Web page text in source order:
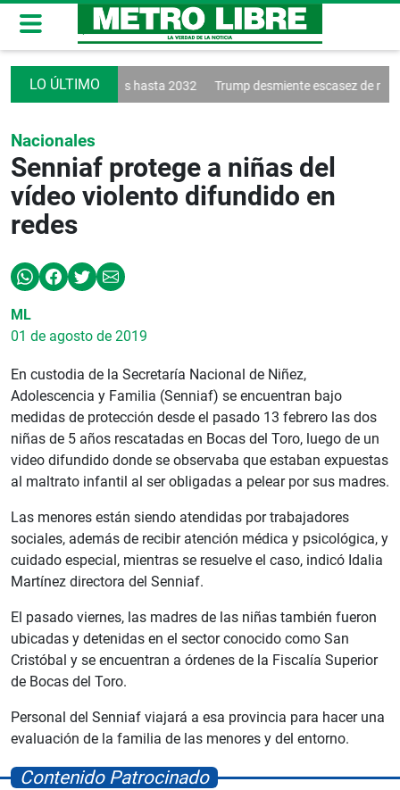
a Vinícius hasta 2032 Trump desmiente escasez de municiones
Nacionales
Senniaf protege a niñas del
vídeo violento difundido en
redes
ML
01 de agosto de 2019
En custodia de la Secretaría Nacional de Niñez,
Adolescencia y Familia (Senniaf) se encuentran bajo
medidas de protección desde el pasado 13 febrero las dos
niñas de 5 años rescatadas en Bocas del Toro, luego de un
video difundido donde se observaba que estaban expuestas
al maltrato infantil al ser obligadas a pelear por sus madres.
Las menores están siendo atendidas por trabajadores
sociales, además de recibir atención médica y psicológica, y
cuidado especial, mientras se resuelve el caso, indicó Idalia
Martínez directora del Senniaf.
El pasado viernes, las madres de las niñas también fueron
ubicadas y detenidas en el sector conocido como San
Cristóbal y se encuentran a órdenes de la Fiscalía Superior
de Bocas del Toro.
Personal del Senniaf viajará a esa provincia para hacer una
evaluación de la familia de las menores y del entorno.
Contenido Patrocinado